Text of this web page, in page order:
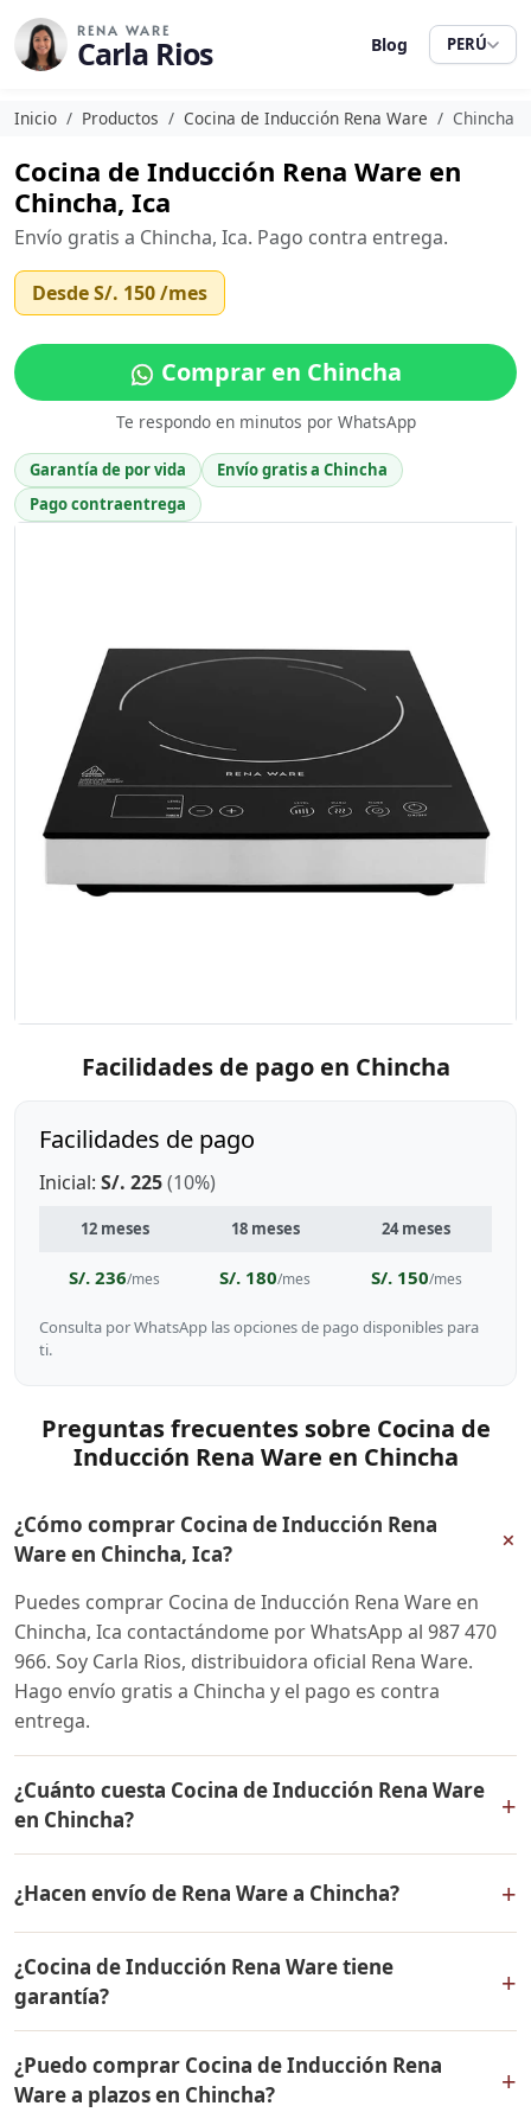
RENA WARE
Carla Rios Blog PERÚ
Inicio Productos Cocina de Inducción Rena Ware Chincha
Cocina de Inducción Rena Ware en
Chincha, Ica
Envío gratis a Chincha, Ica. Pago contra entrega.
DesdeS/. 150/mes
Comprar en Chincha
Te respondo en minutos por WhatsApp
Garantía de por vida
Envío gratis a Chincha
Pago contraentrega
Facilidades de pago en Chincha
Facilidades de pago
Inicial: S/. 225(10%)
12 meses 18 meses 24 meses
S/. 236/mes S/. 180/mes S/. 150/mes
Consulta por WhatsApp las opciones de pago disponibles para
ti.
Preguntas frecuentes sobre Cocina de
Inducción Rena Ware en Chincha
¿Cómo comprar Cocina de Inducción Rena
Ware en Chincha, Ica?
+
Puedes comprar Cocina de Inducción Rena Ware en
Chincha, Ica contactándome por WhatsApp al 987 470
966. Soy Carla Rios, distribuidora oficial Rena Ware.
Hago envío gratis a Chincha y el pago es contra
entrega.
¿Cuánto cuesta Cocina de Inducción Rena Ware
en Chincha?
+
mismo en todo el Perú. Contáctame por WhatsApp para
conocer el precio actual, promociones disponibles y
facilidades de pago en cuotas desde el 10% de inicial.
¿Hacen envío de Rena Ware a Chincha? +
Ware a Chincha, Ica y a todo el Perú. El pago es contra
entrega.
¿Cocina de Inducción Rena Ware tiene
garantía?
+
vida contra defectos de fabricación. Todos los
productos Rena Ware están fabricados en acero
¿Puedo comprar Cocina de Inducción Rena
Ware a plazos en Chincha?
+